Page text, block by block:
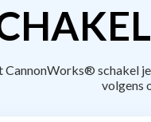
CannonWorks® schakel
volgens